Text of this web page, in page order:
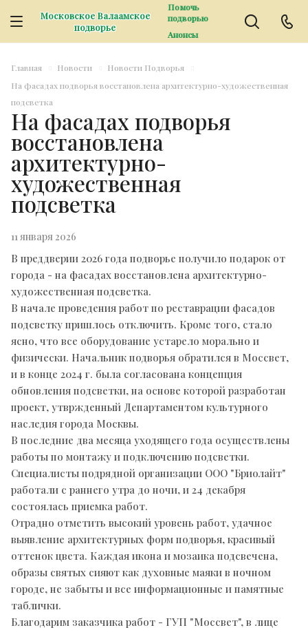
Московское Валаамское
подворье
Помочь
подворью
Анонсы
Главная Новости
Новости Подворья
На фасадах подворья восстановлена архитектурно-художественная
подсветка
На фасадах подворья
восстановлена
архитектурно-
художественная
подсветка
11 января 2026
В преддверии 2026 года подворье получило подарок от
города - на фасадах восстановлена архитектурно-
художественная подсветка.
В начале проведения работ по реставрации фасадов
подсветку пришлось отключить. Кроме того, стало
ясно, что все оборудование устарело морально и
физически. Начальник подворья обратился в Моссвет,
и в конце 2024 г. была согласована концепция
обновления подсветки, на основе которой разработан
проект, утвржденный Департаментом культурного
наследия города Москвы.
В последние два месяца уходящего года осуществлены
работы по монтажу и подключению подсветки.
Специалисты подрядной организации ООО "Бриолайт"
работали с раннего утра до ночи, и 24 декабря
состоялась приемка работ.
Отрадно отметить высокий уровень работ, удачное
выявление архитектурных форм подворья, красивый
оттенок цвета. Каждая икона и мозаика подсвечена,
образы святых сияют как духовные маяки в ночном
городе, не забыты и все информационные и памятные
таблички.
Благодарим заказчика работ - ГУП "Моссвет", в лице